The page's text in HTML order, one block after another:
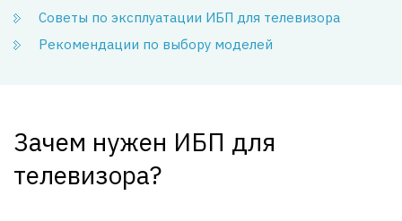
Советы по эксплуатации ИБП для телевизора
Рекомендации по выбору моделей
Зачем нужен ИБП для
телевизора?